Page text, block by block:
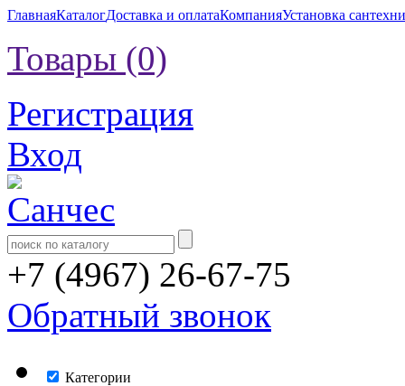
ГлавнаяКаталогДоставка и оплатаКомпанияУстановка
Товары (0)
Регистрация
Вход
+7 (4967) 26-67-75
Обратный звонок
Категории